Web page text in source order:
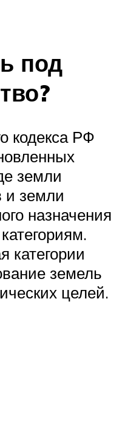
под
кодекса РФ
земли
и земли
назначения
категории
земель
целей.